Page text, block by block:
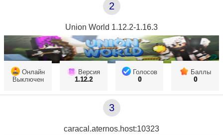
2
Union World 1.12.2-1.16.3
Онлайн
Выключен
Версия
1.12.2
Голосов
0
Баллы
0
3
caracal.aternos.host:10323